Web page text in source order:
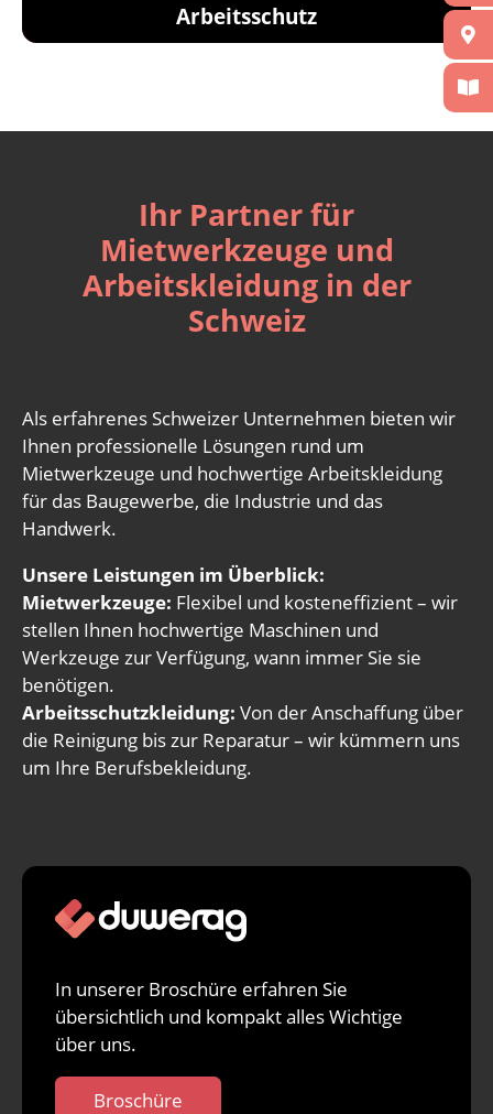
Arbeitsschutz
Ihr Partner für
Mietwerkzeuge und
Arbeitskleidung in der
Schweiz
Als erfahrenes Schweizer Unternehmen bieten wir
Ihnen professionelle Lösungen rund um
Mietwerkzeuge und hochwertige Arbeitskleidung
für das Baugewerbe, die Industrie und das
Handwerk.
Unsere Leistungen im Überblick:
Mietwerkzeuge: Flexibel und kosteneffizient – wir
stellen Ihnen hochwertige Maschinen und
Werkzeuge zur Verfügung, wann immer Sie sie
benötigen.
Arbeitsschutzkleidung: Von der Anschaffung über
die Reinigung bis zur Reparatur – wir kümmern uns
um Ihre Berufsbekleidung.
In unserer Broschüre erfahren Sie
übersichtlich und kompakt alles Wichtige
über uns.
Broschüre